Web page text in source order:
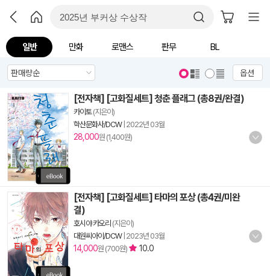
일반 만화 로맨스 판무 BL
옵션
[전자책] [고화질세트] 청춘 플래그 (총8권/완결)
카이토(지은이)
학산문화사/DCW| 2022년 03월
28,000원 (1,400원)
[전자책] [고화질세트] 타마의 포상 (총4권/미완
결)
호시야 카오리 (지은이)
대원씨아이/DCW| 2023년 03월
14,000원 (700원) 10.0